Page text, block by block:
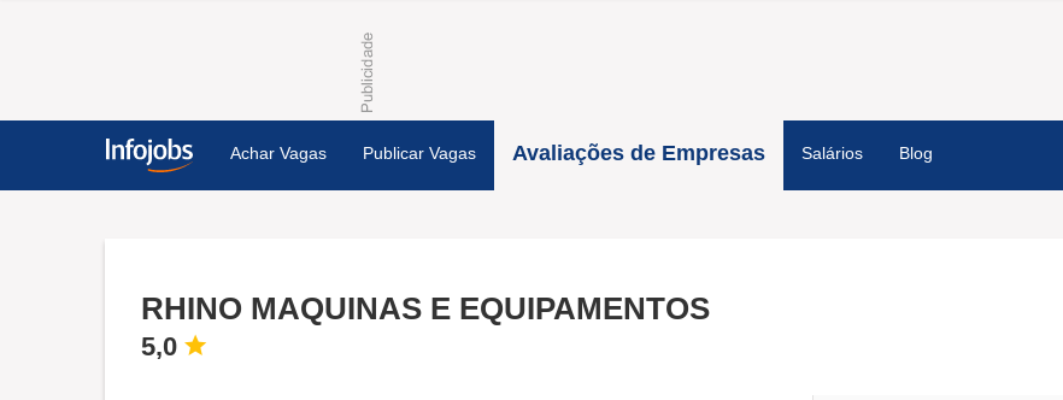
Achar Vagas Publicar Vagas Avaliações de Empresas Salários Blog
RHINO MAQUINAS E EQUIPAMENTOS
5,0